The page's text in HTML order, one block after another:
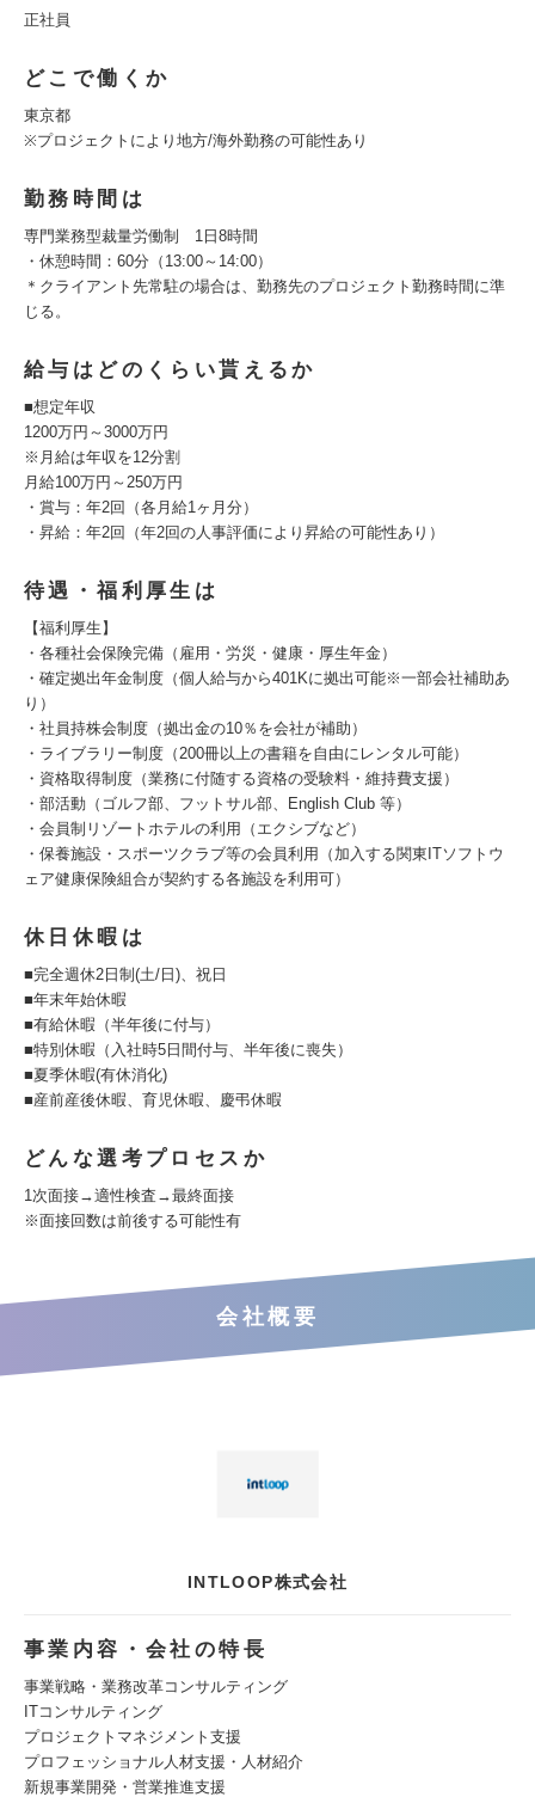
正社員
どこで働くか
東京都
※プロジェクトにより地方/海外勤務の可能性あり
勤務時間は
専門業務型裁量労働制 1日8時間
・休憩時間：60分（13:00～14:00）
＊クライアント先常駐の場合は、勤務先のプロジェクト勤務時間に準
じる。
給与はどのくらい貰えるか
■想定年収
1200万円～3000万円
※月給は年収を12分割
月給100万円～250万円
・賞与：年2回（各月給1ヶ月分）
・昇給：年2回（年2回の人事評価により昇給の可能性あり）
待遇・福利厚生は
【福利厚生】
・各種社会保険完備（雇用・労災・健康・厚生年金）
・確定拠出年金制度（個人給与から401Kに拠出可能※一部会社補助あ
り）
・社員持株会制度（拠出金の10％を会社が補助）
・ライブラリー制度（200冊以上の書籍を自由にレンタル可能）
・資格取得制度（業務に付随する資格の受験料・維持費支援）
・部活動（ゴルフ部、フットサル部、English Club 等）
・会員制リゾートホテルの利用（エクシブなど）
・保養施設・スポーツクラブ等の会員利用（加入する関東ITソフトウ
ェア健康保険組合が契約する各施設を利用可）
休日休暇は
■完全週休2日制(土/日)、祝日
■年末年始休暇
■有給休暇（半年後に付与）
■特別休暇（入社時5日間付与、半年後に喪失）
■夏季休暇(有休消化)
■産前産後休暇、育児休暇、慶弔休暇
どんな選考プロセスか
1次面接→適性検査→最終面接
※面接回数は前後する可能性有
会社概要
INTLOOP株式会社
事業内容・会社の特長
事業戦略・業務改革コンサルティング
ITコンサルティング
プロジェクトマネジメント支援
プロフェッショナル人材支援・人材紹介
新規事業開発・営業推進支援